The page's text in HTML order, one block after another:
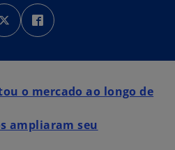
a
b
r
e
o
v
u
i
b
r
o
v
u
i
o mercado ao longo de
ampliaram seu